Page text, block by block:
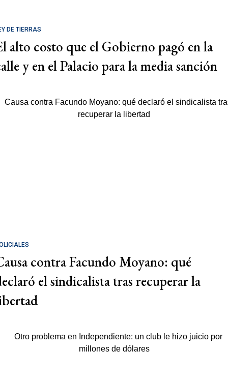
DE TIERRAS
alto costo que el Gobierno pagó en la
y en el Palacio para la media sanción
contra Facundo Moyano: qué
el sindicalista tras recuperar la